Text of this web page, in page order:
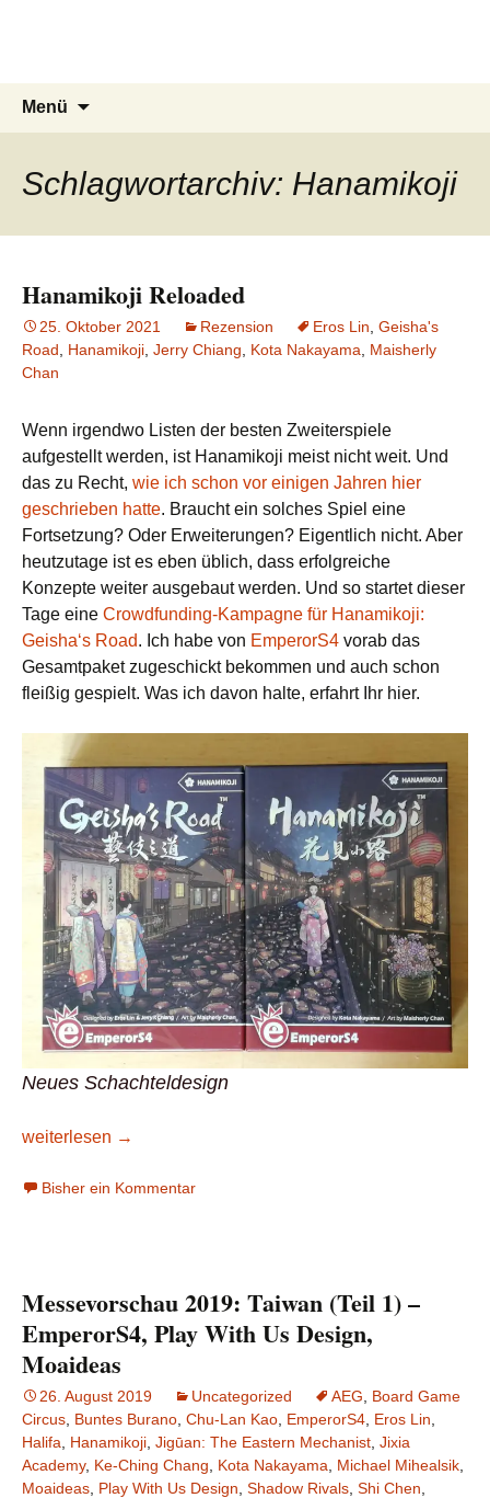
Menü
Schlagwortarchiv: Hanamikoji
Hanamikoji Reloaded
25. Oktober 2021 Rezension Eros Lin Geisha's
Road
Hanamikoji Jerry Chiang Kota Nakayama
Maisherly
Chan
Wenn irgendwo Listen der besten Zweiterspiele
aufgestellt werden, ist Hanamikoji meist nicht weit. Und
das zu Recht, wie ich schon vor einigen Jahren hier
geschrieben hatte. Braucht ein solches Spiel eine
Fortsetzung? Oder Erweiterungen? Eigentlich nicht. Aber
heutzutage ist es eben üblich, dass erfolgreiche
Konzepte weiter ausgebaut werden. Und so startet dieser
Tage eine Crowdfunding-Kampagne für Hanamikoji:
Geisha‘s Road. Ich habe von EmperorS4 vorab das
Gesamtpaket zugeschickt bekommen und auch schon
fleißig gespielt. Was ich davon halte, erfahrt Ihr hier.
Neues Schachteldesign
Hanamikoji Reloaded
weiterlesen →
Bisher ein Kommentar
Messevorschau 2019: Taiwan (Teil 1) –
EmperorS4, Play With Us Design,
Moaideas
26. August 2019 Uncategorized AEG
Board Game
Circus Buntes Burano Chu-Lan Kao EmperorS4 Eros Lin
Halifa
Hanamikoji Jigūan: The Eastern Mechanist Jixia
Academy, Ke-Ching Chang Kota Nakayama Michael Mihealsik
Moaideas Play With Us Design Shadow Rivals Shi Chen